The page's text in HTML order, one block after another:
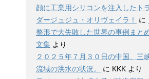
顔に工業用シリコンを注入したト
ダージュジュ・オリヴェイラ！
に
整形で大失敗した世界の事例まと
文集 より
２０２５年７月３０日の中国、三
流域の洪水の状況。
に KKK より